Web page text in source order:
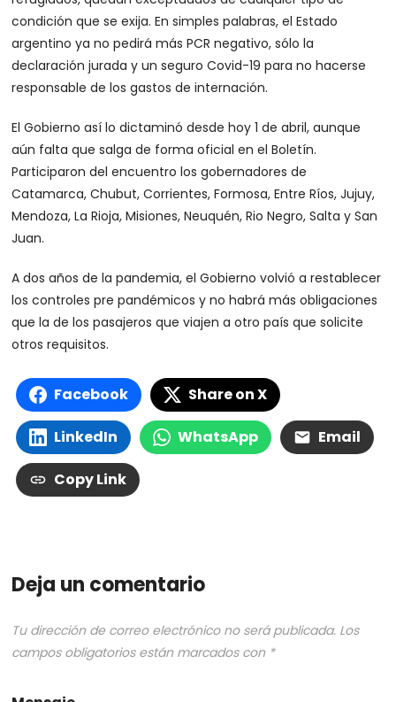
condición que se exija. En simples palabras, el Estado
argentino ya no pedirá más PCR negativo, sólo la
declaración jurada y un seguro Covid-19 para no hacerse
responsable de los gastos de internación.
El Gobierno así lo dictaminó desde hoy 1 de abril, aunque
aún falta que salga de forma oficial en el Boletín.
Participaron del encuentro los gobernadores de
Catamarca, Chubut, Corrientes, Formosa, Entre Ríos, Jujuy,
Mendoza, La Rioja, Misiones, Neuquén, Rio Negro, Salta y San
Juan.
A dos años de la pandemia, el Gobierno volvió a restablecer
los controles pre pandémicos y no habrá más obligaciones
que la de los pasajeros que viajen a otro país que solicite
otros requisitos.
Facebook Share on X
LinkedIn WhatsApp Email
Copy Link
Deja un comentario
Tu dirección de correo electrónico no será publicada. Los
campos obligatorios están marcados con *